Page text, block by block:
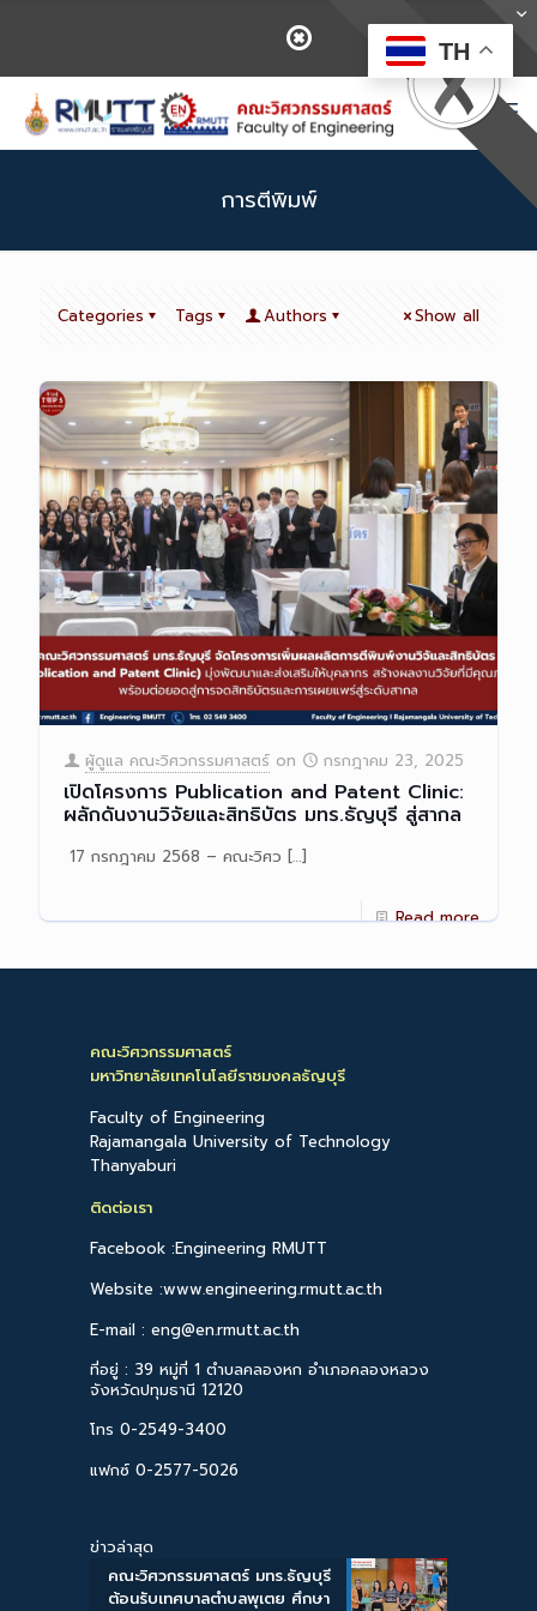
การตีพิมพ์
Categories Tags Authors Show all
ผู้ดูแล คณะวิศวกรรมศาสตร์ on กรกฎาคม 23, 2025
เปิดโครงการ Publication and Patent Clinic:
ผลักดันงานวิจัยและสิทธิบัตร มทร.ธัญบุรี สู่สากล
17 กรกฎาคม 2568 – คณะวิศว […]
Read more
คณะวิศวกรรมศาสตร์
มหาวิทยาลัยเทคโนโลยีราชมงคลธัญบุรี
Faculty of Engineering
Rajamangala University of Technology
Thanyaburi
ติดต่อเรา
Facebook :Engineering RMUTT
Website :www.engineering.rmutt.ac.th
E-mail : eng@en.rmutt.ac.th
ที่อยู่ : 39 หมู่ที่ 1 ตำบลคลองหก อำเภอคลองหลวง
จังหวัดปทุมธานี 12120
โทร 0-2549-3400
แฟกซ์ 0-2577-5026
ข่าวล่าสุด
คณะวิศวกรรมศาสตร์ มทร.ธัญบุรี
ต้อนรับเทศบาลตำบลพุเตย ศึกษา
TH